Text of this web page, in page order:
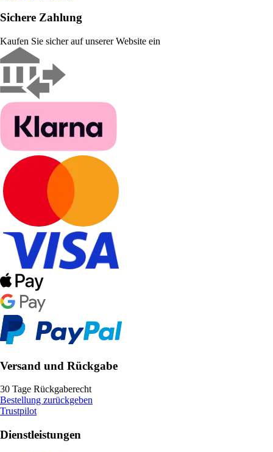
Sichere Zahlung
Kaufen Sie sicher auf unserer Website ein
Versand und Rückgabe
30 Tage Rückgaberecht
Bestellung zurückgeben
Trustpilot
Dienstleistungen